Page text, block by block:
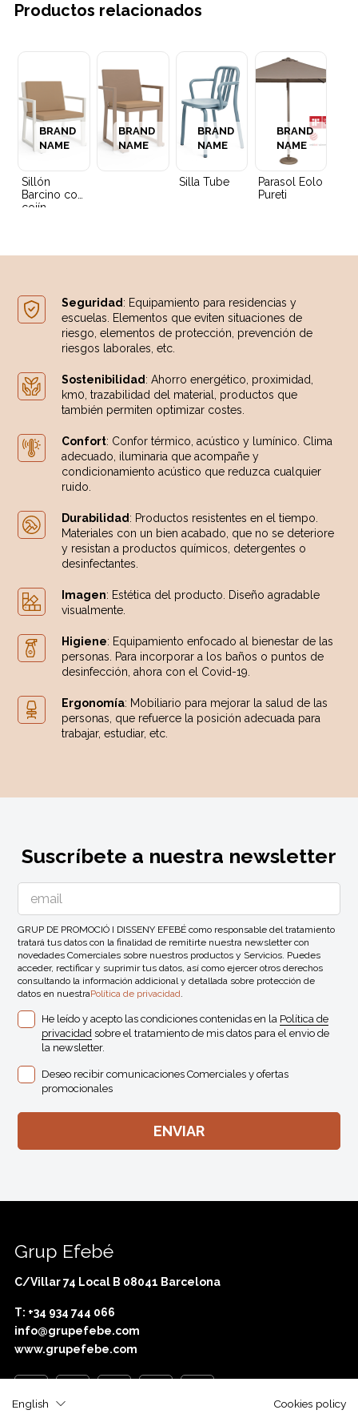
Productos relacionados
Sillón
Barcino con
cojín
BRAND
NAME
BRAND
NAME
Silla Tube
BRAND
NAME
Parasol Eolo
Pureti
BRAND
NAME
Seguridad: Equipamiento para residencias y
escuelas. Elementos que eviten situaciones de
riesgo, elementos de protección, prevención de
riesgos laborales, etc.
Sostenibilidad: Ahorro energético, proximidad,
km0, trazabilidad del material, productos que
también permiten optimizar costes.
Confort: Confor térmico, acústico y lumínico. Clima
adecuado, iluminaria que acompañe y
condicionamiento acústico que reduzca cualquier
ruido.
Durabilidad: Productos resistentes en el tiempo.
Materiales con un bien acabado, que no se deteriore
y resistan a productos químicos, detergentes o
desinfectantes.
Imagen: Estética del producto. Diseño agradable
visualmente.
Higiene: Equipamiento enfocado al bienestar de las
personas. Para incorporar a los baños o puntos de
desinfección, ahora con el Covid-19.
Ergonomía: Mobiliario para mejorar la salud de las
personas, que refuerce la posición adecuada para
trabajar, estudiar, etc.
Suscríbete a nuestra newsletter
GRUP DE PROMOCIÓ I DISSENY EFEBÉ como responsable del tratamiento
tratará tus datos con la finalidad de remitirte nuestra newsletter con
novedades Comerciales sobre nuestros productos y Servicios. Puedes
acceder, rectificar y suprimir tus datos, así como ejercer otros derechos
consultando la información addicional y detallada sobre protección de
datos en nuestraPolítica de privacidad.
He leído y acepto las condiciones contenidas en la Política de
privacidad sobre el tratamiento de mis datos para el envio de
la newsletter.
Deseo recibir comunicaciones Comerciales y ofertas
promocionales
Grup Efebé
C/Villar 74 Local B 08041 Barcelona
T: +34 934 744 066
info@grupefebe.com
www.grupefebe.com
English
Cookies policy